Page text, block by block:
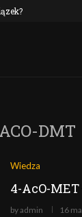
DMT
Wiedza
4-AcO-
byadmin 16